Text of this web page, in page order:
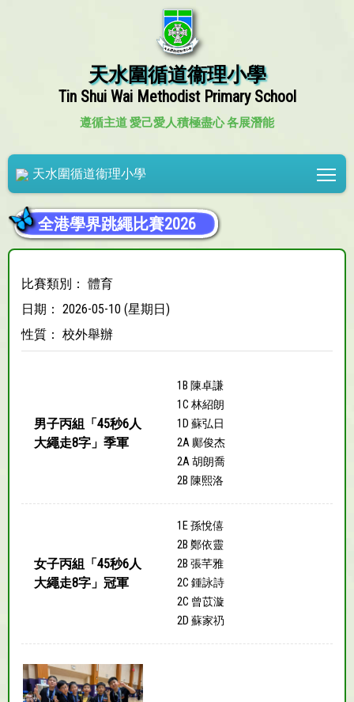
天水圍循道衞理小學
Tin Shui Wai Methodist Primary School
遵循主道 愛己愛人積極盡心 各展潛能
天水圍循道衞理小學
全港學界跳繩比賽2026
比賽類別： 體育
日期： 2026-05-10 (星期日)
性質： 校外舉辦
男子丙組「45秒6人
大繩走8字」季軍
1B 陳卓謙
1C 林紹朗
1D 蘇弘日
2A 鄺俊杰
2A 胡朗喬
2B 陳熙洛
女子丙組「45秒6人
大繩走8字」冠軍
1E 孫悅僖
2B 鄭依靈
2B 張芊雅
2C 鍾詠詩
2C 曾苡漩
2D 蘇家礽